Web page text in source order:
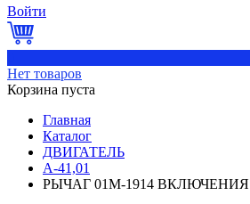
Войти
Нет товаров
Корзина пуста
Главная
Каталог
ДВИГАТЕЛЬ
А-41,01
РЫЧАГ 01М-1914 ВКЛЮЧЕНИЯ